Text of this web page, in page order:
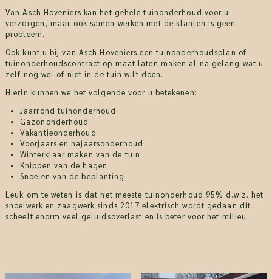
Van Asch Hoveniers kan het gehele tuinonderhoud voor u
verzorgen, maar ook samen werken met de klanten is geen
probleem.
Ook kunt u bij van Asch Hoveniers een tuinonderhoudsplan of
tuinonderhoudscontract op maat laten maken al na gelang wat u
zelf nog wel of niet in de tuin wilt doen.
Hierin kunnen we het volgende voor u betekenen:
Jaarrond tuinonderhoud
Gazononderhoud
Vakantieonderhoud
Voorjaars en najaarsonderhoud
Winterklaar maken van de tuin
Knippen van de hagen
Snoeien van de beplanting
Leuk om te weten is dat het meeste tuinonderhoud 95% d.w.z. het
snoeiwerk en zaagwerk sinds 2017 elektrisch wordt gedaan dit
scheelt enorm veel geluidsoverlast en is beter voor het milieu